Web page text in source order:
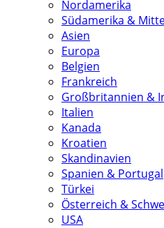
Nordamerika
Südamerika &
Asien
Europa
Belgien
Frankreich
Großbritannien &
Italien
Kanada
Kroatien
Skandinavien
Spanien & Portugal
Türkei
Österreich &
USA